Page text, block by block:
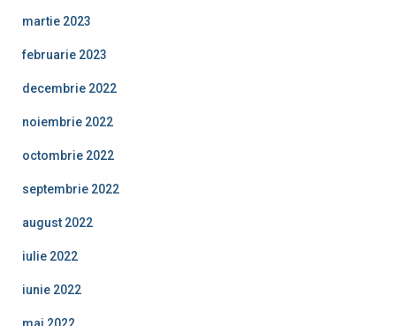
martie 2023
februarie 2023
decembrie 2022
noiembrie 2022
octombrie 2022
septembrie 2022
august 2022
iulie 2022
iunie 2022
mai 2022